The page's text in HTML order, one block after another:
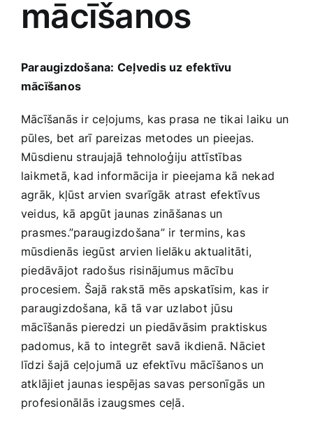
Medicīnas preces
Pārtikas preces
Preces birojam
Preces pieaugušajiem
Rotaļlietas, bērnu preces
Smaržas, kosmētika
Sports, tūrisms un atpūta
mācīšanos
Paraugizdošana: Ceļvedis uz ‍efektīvu
mācīšanos
Mācīšanās ir ceļojums, kas‌ prasa ​ne⁤ tikai laiku un
pūles, bet arī pareizas⁣ metodes un pieejas.
⁣Mūsdienu straujajā tehnoloģiju attīstības​
laikmetā, kad informācija ir pieejama kā nekad⁣
agrāk, kļūst arvien svarīgāk⁢ atrast efektīvus
veidus, kā​ apgūt jaunas zināšanas un
‌prasmes.”paraugizdošana” ir ⁢termins,‌ kas ​
mūsdienās⁣ iegūst⁣ arvien lielāku aktualitāti,‍
piedāvājot ‌radošus risinājumus mācību
procesiem. Šajā rakstā mēs apskatīsim,⁢ kas⁢ ir
paraugizdošana, kā tā ​var ‌uzlabot jūsu
mācīšanās‍ pieredzi un piedāvāsim praktiskus
padomus, kā to integrēt savā ⁤ikdienā. ​Nāciet
līdzi‍ šajā ceļojumā uz efektīvu mācīšanos ‌un
atklājiet jaunas iespējas savas⁤ personīgās un⁢
profesionālās izaugsmes ceļā.